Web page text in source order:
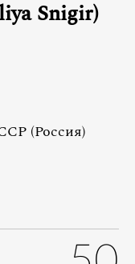
Snigir)
(Россия)